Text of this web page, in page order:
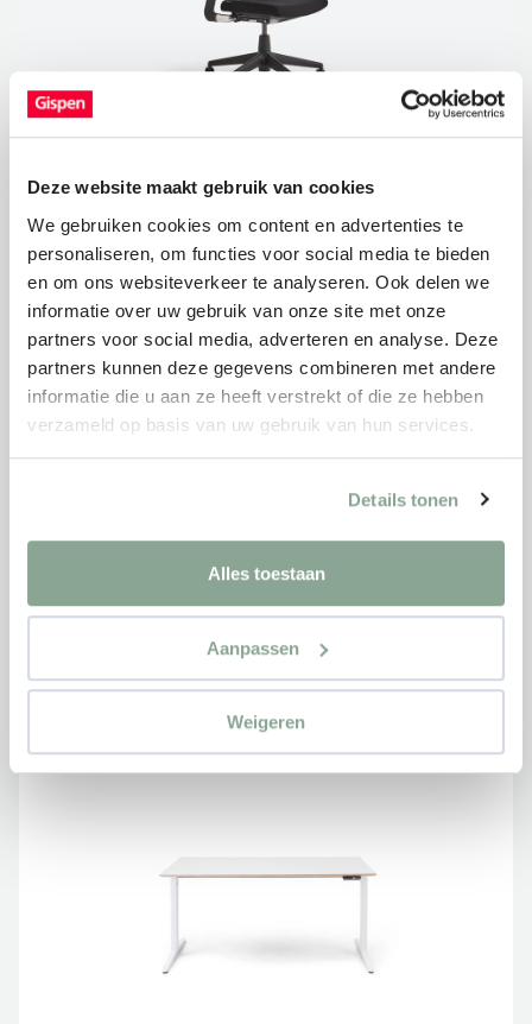
Deze website maakt gebruik van cookies
We gebruiken cookies om content en advertenties te
personaliseren, om functies voor social media te bieden
en om ons websiteverkeer te analyseren. Ook delen we
informatie over uw gebruik van onze site met onze
partners voor social media, adverteren en analyse. Deze
partners kunnen deze gegevens combineren met andere
informatie die u aan ze heeft verstrekt of die ze hebben
verzameld op basis van uw gebruik van hun services.
Details tonen
Alles toestaan
Aanpassen
Weigeren
Ahrend 2020
699,00 €